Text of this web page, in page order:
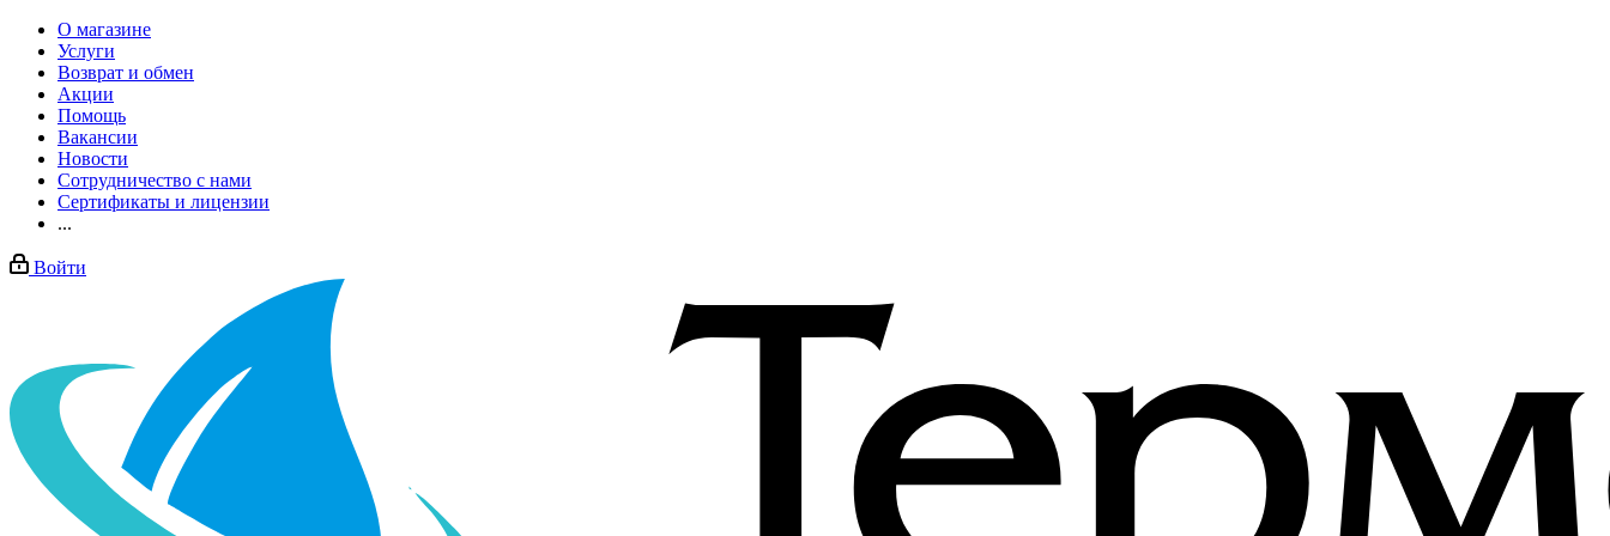
О магазине
Услуги
Возврат и обмен
Акции
Помощь
Вакансии
Новости
Сотрудничество с нами
Сертификаты и лицензии
...
Войти